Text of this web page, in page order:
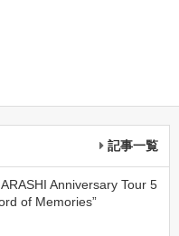
記事一覧
ARASHI Anniversary Tour 5
of Memories”